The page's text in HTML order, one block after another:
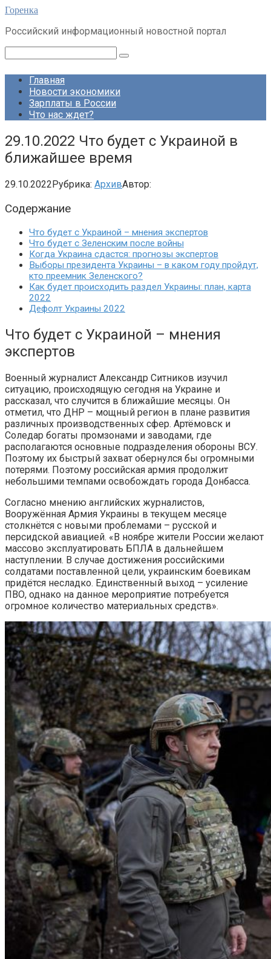
Перейти
контенту
Горенка
Российский информационный новостной портал
Главная
Новости экономики
Зарплаты в России
Что нас ждет?
29.10.2022 Что будет с Украиной в
ближайшее время
29.10.2022Рубрика: АрхивАвтор:
Содержание
Что будет с Украиной – мнения экспертов
Что будет с Зеленским после войны
Когда Украина сдастся: прогнозы экспертов
Выборы президента Украины – в каком году пройдут,
кто преемник Зеленского?
Как будет происходить раздел Украины: план, карта
2022
Дефолт Украины 2022
Что будет с Украиной – мнения
экспертов
Военный журналист Александр Ситников изучил
ситуацию, происходящую сегодня на Украине и
рассказал, что случится в ближайшие месяцы. Он
отметил, что ДНР – мощный регион в плане развития
различных производственных сфер. Артёмовск и
Соледар богаты промзонами и заводами, где
располагаются основные подразделения обороны ВСУ.
Поэтому их быстрый захват обернулся бы огромными
потерями. Поэтому российская армия продолжит
небольшими темпами освобождать города Донбасса.
Согласно мнению английских журналистов,
Вооружённая Армия Украины в текущем месяце
столкнётся с новыми проблемами – русской и
персидской авиацией. «В ноябре жители России желают
массово эксплуатировать БПЛА в дальнейшем
наступлении. В случае достижения российскими
солдатами поставленной цели, украинским боевикам
придётся несладко. Единственный выход – усиление
ПВО, однако на данное мероприятие потребуется
огромное количество материальных средств».